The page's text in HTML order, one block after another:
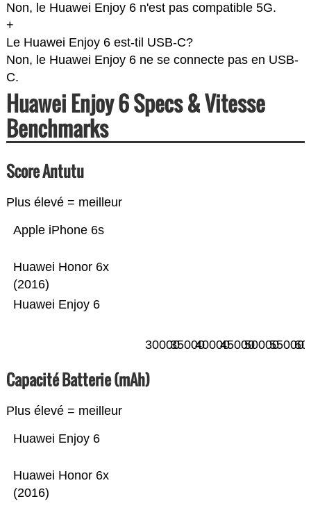
Non, le Huawei Enjoy 6 n'est pas compatible 5G.
+
Le Huawei Enjoy 6 est-til USB-C?
Non, le Huawei Enjoy 6 ne se connecte pas en USB-
C.
Huawei Enjoy 6 Specs & Vitesse
Benchmarks
Score Antutu
Plus élevé = meilleur
Huawei Enjoy 6
Huawei Honor 6x
(2016)
Apple iPhone 6s
300003500040000450005000055000
Capacité Batterie (mAh)
Plus élevé = meilleur
Huawei Honor 6x
(2016)
Huawei Enjoy 6